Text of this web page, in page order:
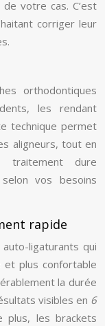
votre cas. C’est
corriger leur
orthodontiques
les rendant
technique permet
aligneurs, tout en
dure
vos besoins
rapide
ligaturants qui
plus confortable
la durée
visibles en 6
plus, les brackets